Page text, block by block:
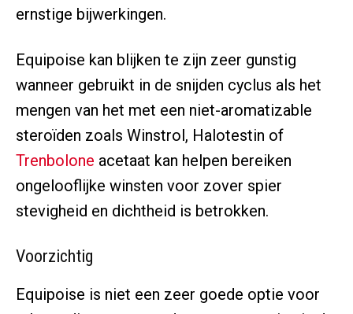
ernstige bijwerkingen.
Equipoise kan blijken te zijn zeer gunstig
wanneer gebruikt in de snijden cyclus als het
mengen van het met een niet-aromatizable
steroïden zoals Winstrol, Halotestin of
Trenbolone acetaat kan helpen bereiken
ongelooflijke winsten voor zover spier
stevigheid en dichtheid is betrokken.
Voorzichtig
Equipoise is niet een zeer goede optie voor